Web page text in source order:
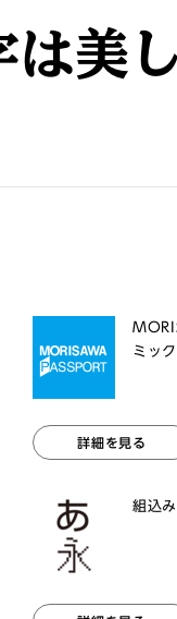
は美
ミッ
詳細を見る
組込